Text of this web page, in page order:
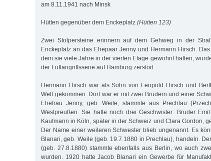
am 8.11.1941 nach Minsk
Hütten gegenüber dem Enckeplatz (Hütten 123)
Zwei Stolpersteine erinnern auf dem Gehweg in der
Enckeplatz an das Ehepaar Jenny und Hermann Hirsch.
dem sie viele Jahre in der vierten Etage gewohnt hatten,
der Luftangriffsserie auf Hamburg zerstört.
Hermann Hirsch war als Sohn von Leopold Hirsch und
Welt gekommen. Dort war er mit zwei Brüdern und einer
Ehefrau Jenny, geb. Weile, stammte aus Prechlau
Westpreußen. Sie hatte noch drei Geschwister: Bruder
Kaufmann in Köln, später in der Schweiz und Clara Gordon,
Der Name einer weiteren Schwester blieb ungenannt. Es
Blanari, geb. Weile (geb. 19.7.1880 in Prechlau), handeln.
(geb. 27.8.1880) stammte ebenfalls aus Berlin, wo auch
wurden. 1920 hatte Jacob Blanari ein Gewerbe für